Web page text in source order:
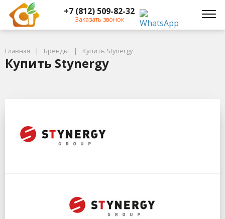
+7 (812) 509-82-32
Заказать звонок
Главная Бренды Купить Stynergy
Купить Stynergy